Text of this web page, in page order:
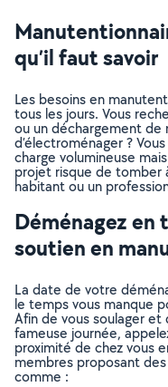
qu’il faut savoir
Les besoins en
tous les jours. Vous
ou un déchargement de
d’électroménager ?
charge volumineuse
projet risque de tomber
habitant ou un
Déménagez en
soutien en
La date de votre
le temps vous manque
Afin de vous soulager
fameuse journée,
proximité de chez vous
membres proposant
comme :